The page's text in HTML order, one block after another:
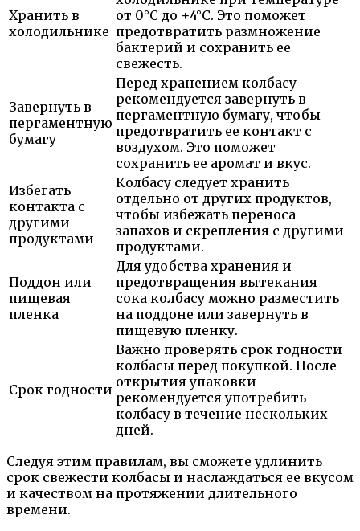
Хранить в
холодильнике
от 0°C до +4°C. Это поможет
предотвратить размножение
бактерий и сохранить ее
свежесть.
Завернуть в
пергаментную
бумагу
Перед хранением колбасу
рекомендуется завернуть в
пергаментную бумагу, чтобы
предотвратить ее контакт с
воздухом. Это поможет
сохранить ее аромат и вкус.
Избегать
контакта с
другими
продуктами
Колбасу следует хранить
отдельно от других продуктов,
чтобы избежать переноса
запахов и скрепления с другими
продуктами.
Поддон или
пищевая
пленка
Для удобства хранения и
предотвращения вытекания
сока колбасу можно разместить
на поддоне или завернуть в
пищевую пленку.
Срок годности
Важно проверять срок годности
колбасы перед покупкой. После
открытия упаковки
рекомендуется употребить
колбасу в течение нескольких
дней.
Следуя этим правилам, вы сможете удлинить
срок свежести колбасы и наслаждаться ее вкусом
и качеством на протяжении длительного
времени.